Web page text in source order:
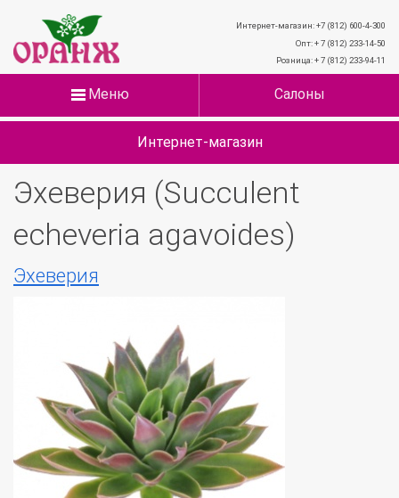
Интернет-магазин: +7 (812) 600-4-300
Опт: + 7 (812) 233-14-50
Розница: + 7 (812) 233-94-11
Меню Салоны
Интернет-магазин
Эхеверия (Succulent
echeveria agavoides)
Эхеверия